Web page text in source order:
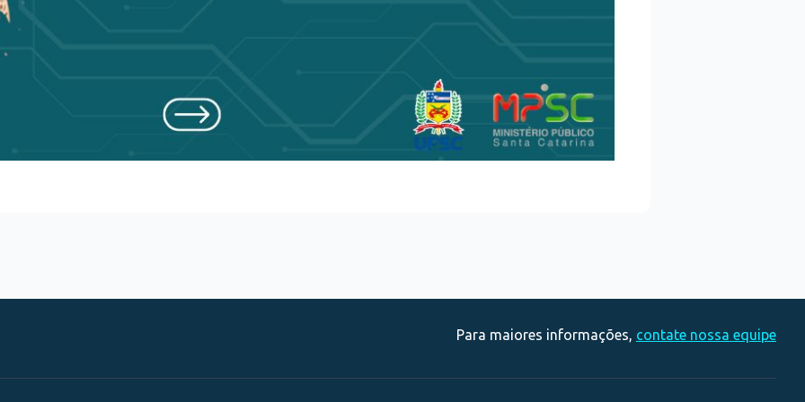
Para maiores informações, contate nossa equipe